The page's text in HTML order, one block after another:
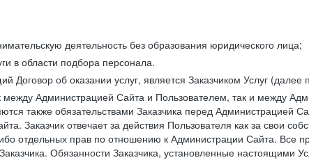
деятельность без образования юридического лица;
в области подбора персонала.
об оказании услуг, является Заказчиком Услуг (далее
Администрацией Сайта и Пользователем, так и между
также обязательствами Заказчика перед Администрацией
Заказчик отвечает за действия Пользователя как за свои
отдельных прав по отношению к Администрации Сайта. Все
Обязанности Заказчика, установленные настоящими